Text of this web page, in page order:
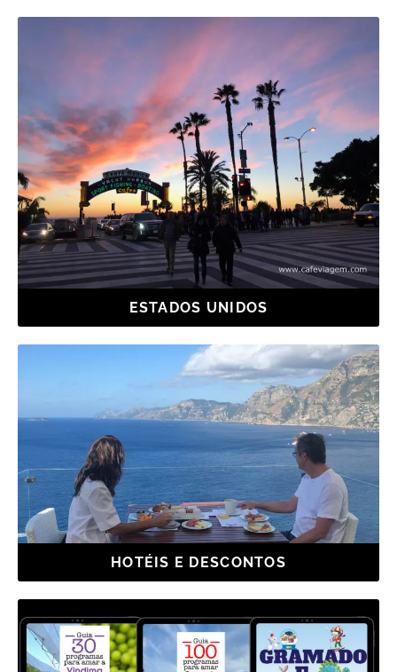
ESTADOS UNIDOS
HOTÉIS E DESCONTOS